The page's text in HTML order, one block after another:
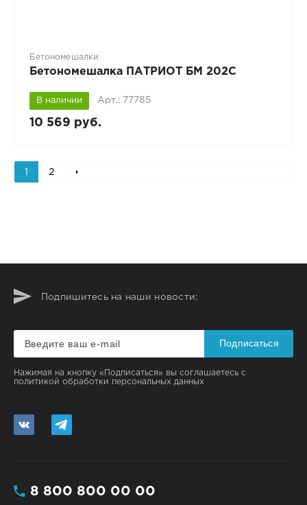
Бетономешалки
Бетономешалка ПАТРИОТ БM 202С
В наличии Арт.: 77785
10 569 руб.
1 2
Подпишитесь на наши новости:
Подписаться
Нажимая на кнопку «Подписаться» вы соглашаетесь с
политикой обработки персональных данных
8 800 800 00 00